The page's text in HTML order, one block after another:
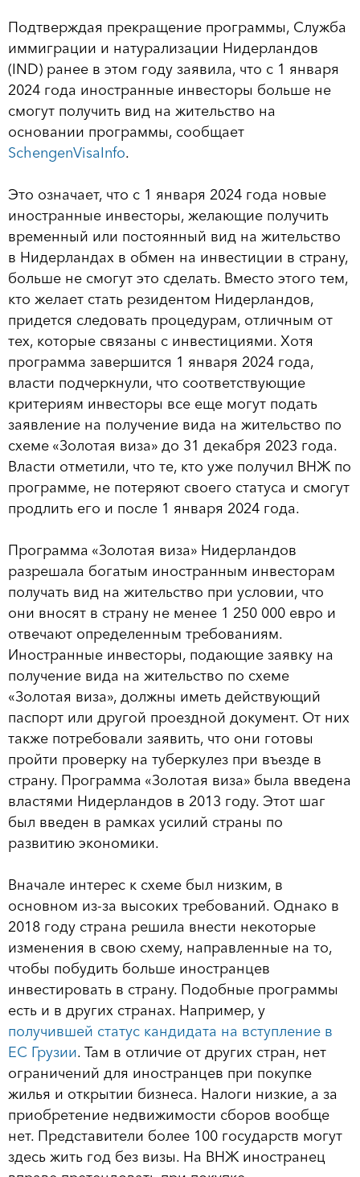
Подтверждая прекращение программы, Служба
иммиграции и натурализации Нидерландов
(IND) ранее в этом году заявила, что с 1 января
2024 года иностранные инвесторы больше не
смогут получить вид на жительство на
основании программы, сообщает
SchengenVisaInfo.
Это означает, что с 1 января 2024 года новые
иностранные инвесторы, желающие получить
временный или постоянный вид на жительство
в Нидерландах в обмен на инвестиции в страну,
больше не смогут это сделать. Вместо этого тем,
кто желает стать резидентом Нидерландов,
придется следовать процедурам, отличным от
тех, которые связаны с инвестициями. Хотя
программа завершится 1 января 2024 года,
власти подчеркнули, что соответствующие
критериям инвесторы все еще могут подать
заявление на получение вида на жительство по
схеме «Золотая виза» до 31 декабря 2023 года.
Власти отметили, что те, кто уже получил ВНЖ по
программе, не потеряют своего статуса и смогут
продлить его и после 1 января 2024 года.
Программа «Золотая виза» Нидерландов
разрешала богатым иностранным инвесторам
получать вид на жительство при условии, что
они вносят в страну не менее 1 250 000 евро и
отвечают определенным требованиям.
Иностранные инвесторы, подающие заявку на
получение вида на жительство по схеме
«Золотая виза», должны иметь действующий
паспорт или другой проездной документ. От них
также потребовали заявить, что они готовы
пройти проверку на туберкулез при въезде в
страну. Программа «Золотая виза» была введена
властями Нидерландов в 2013 году. Этот шаг
был введен в рамках усилий страны по
развитию экономики.
Вначале интерес к схеме был низким, в
основном из-за высоких требований. Однако в
2018 году страна решила внести некоторые
изменения в свою схему, направленные на то,
чтобы побудить больше иностранцев
инвестировать в страну. Подобные программы
есть и в других странах. Например, у
получившей статус кандидата на вступление в
ЕС Грузии. Там в отличие от других стран, нет
ограничений для иностранцев при покупке
жилья и открытии бизнеса. Налоги низкие, а за
приобретение недвижимости сборов вообще
нет. Представители более 100 государств могут
здесь жить год без визы. На ВНЖ иностранец